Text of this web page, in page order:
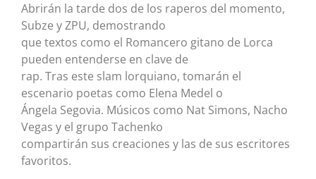
Abrirán la tarde dos de los raperos del momento,
Subze y ZPU, demostrando
que textos como el Romancero gitano de Lorca
pueden entenderse en clave de
rap. Tras este slam lorquiano, tomarán el
escenario poetas como Elena Medel o
Ángela Segovia. Músicos como Nat Simons, Nacho
Vegas y el grupo Tachenko
compartirán sus creaciones y las de sus escritores
favoritos.